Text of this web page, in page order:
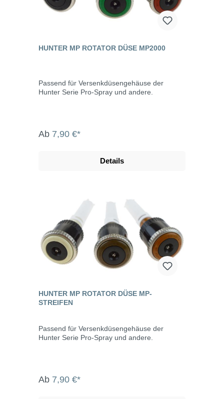
HUNTER MP ROTATOR DÜSE MP2000
Passend für Versenkdüsengehäuse der
Hunter Serie Pro-Spray und andere.
Ab 7,90 €*
Details
HUNTER MP ROTATOR DÜSE MP-
STREIFEN
Passend für Versenkdüsengehäuse der
Hunter Serie Pro-Spray und andere.
Ab 7,90 €*